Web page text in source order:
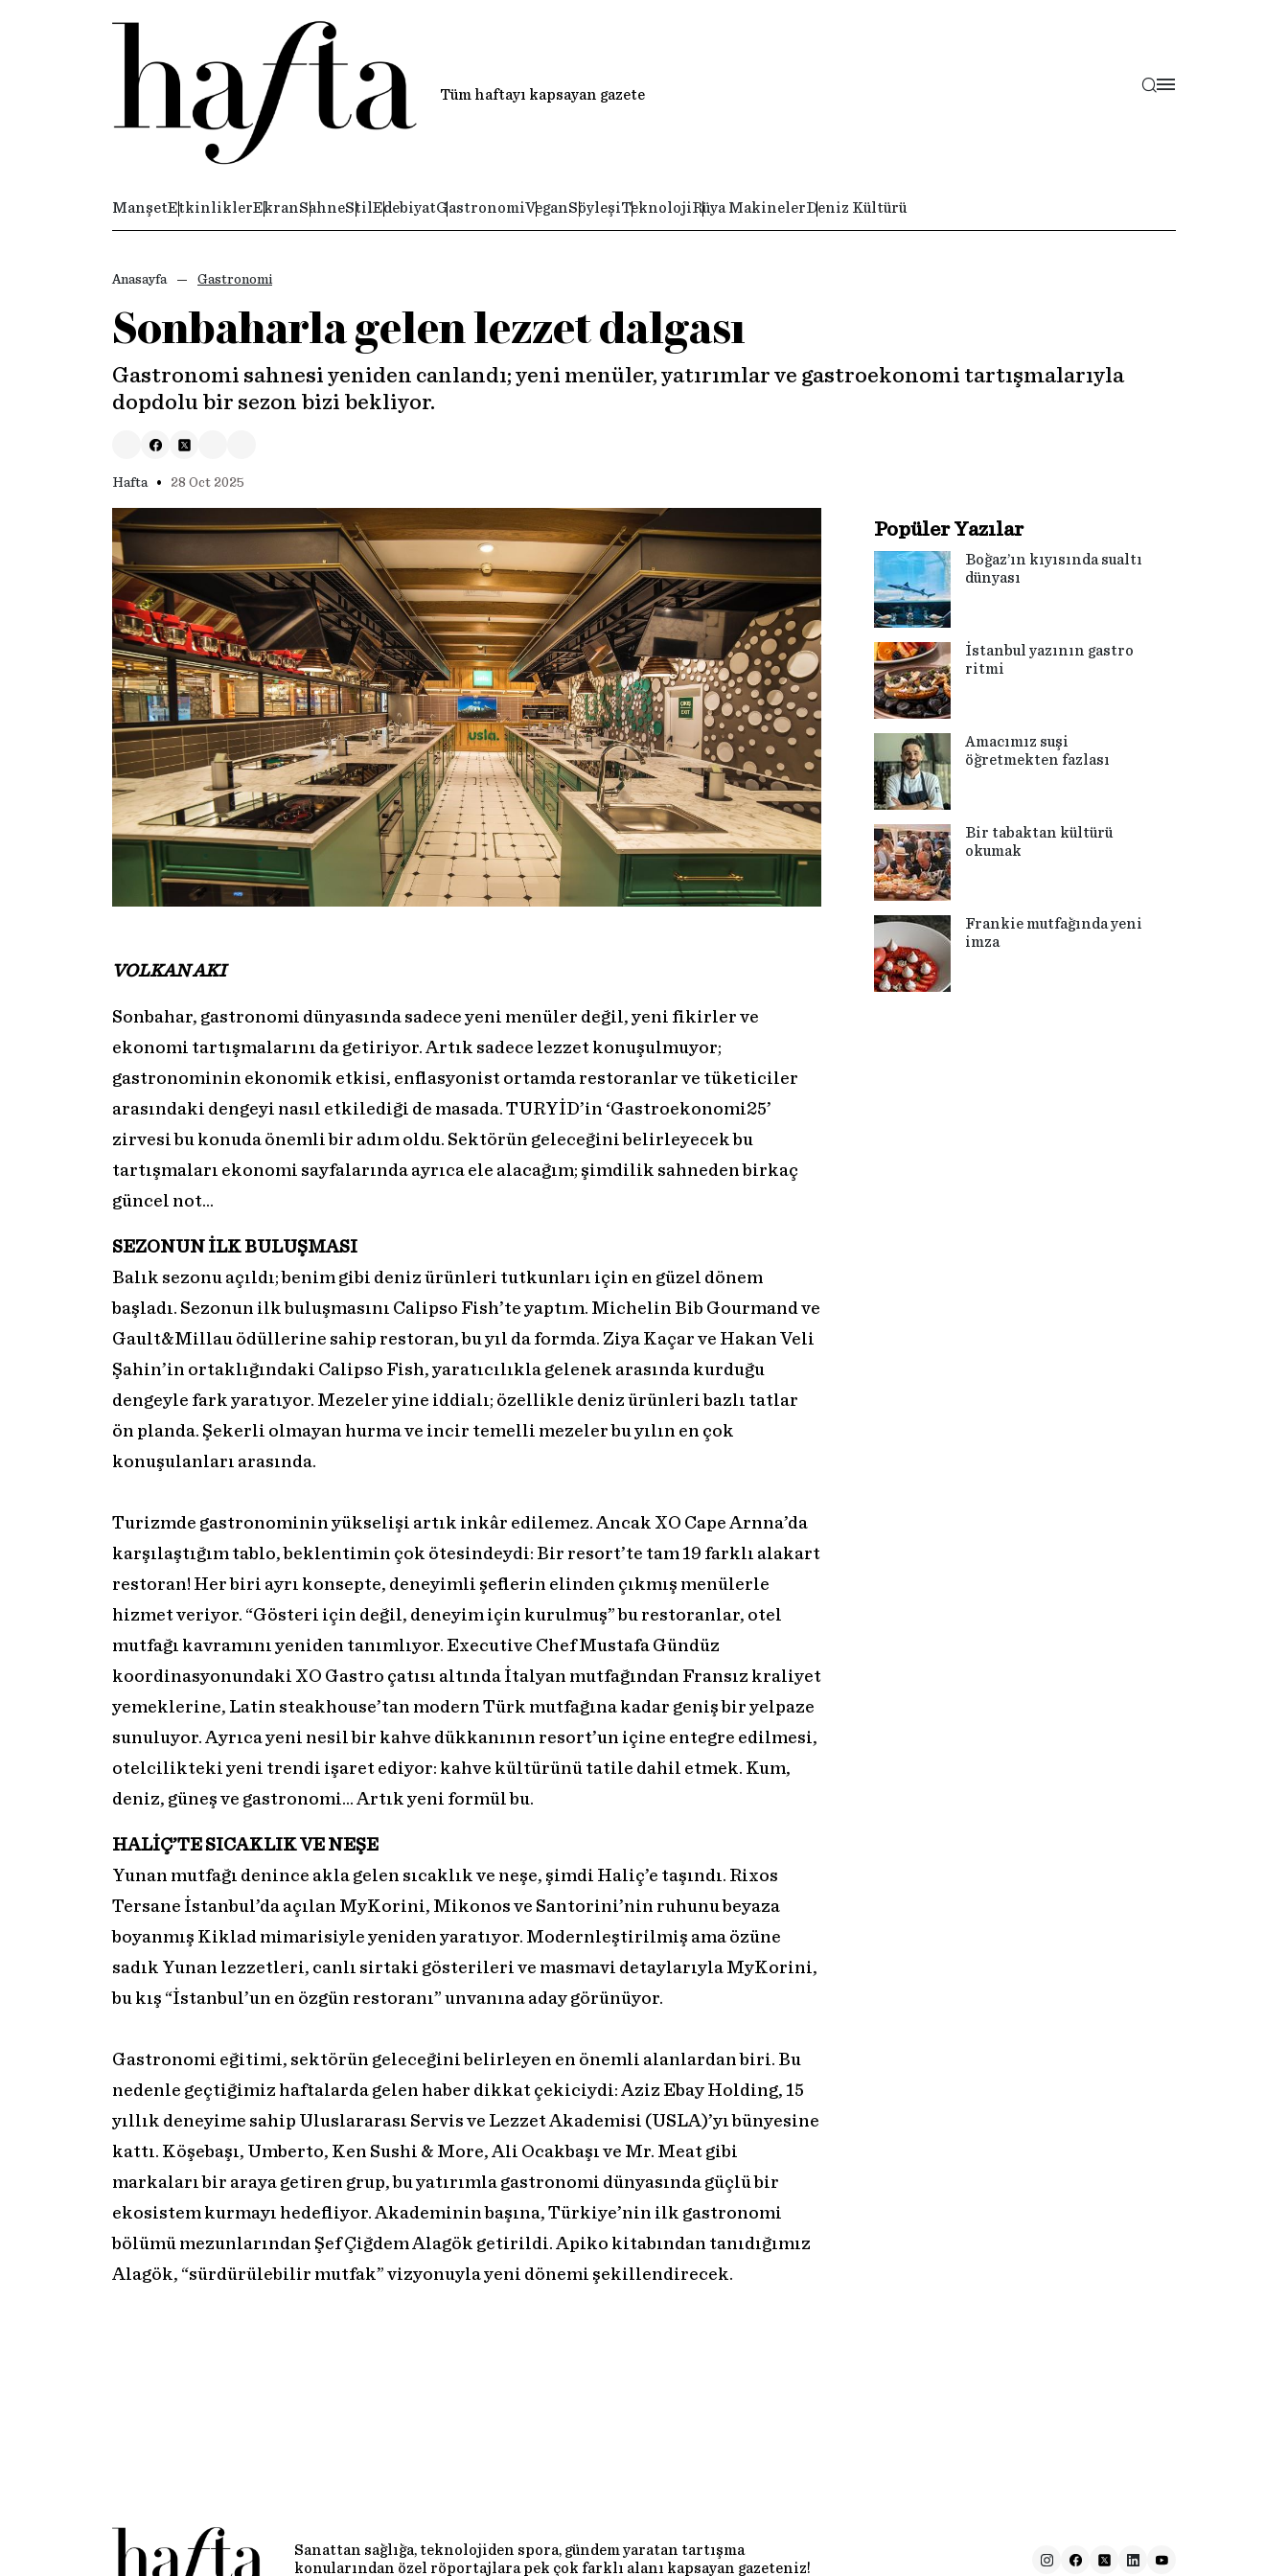
Tüm haftayı kapsayan gazete
ManşetEtkinliklerEkranSahneStil EdebiyatGastronomiVeganSöyleşiTeknolojiRüya MakinelerDeniz Kültürü
Anasayfa Gastronomi
Sonbaharla gelen lezzet dalgası
Gastronomi sahnesi yeniden canlandı; yeni menüler, yatırımlar ve gastroekonomi tartışmalarıyla
dopdolu bir sezon bizi bekliyor.
Hafta • 28 Oct 2025
VOLKAN AKI
Sonbahar, gastronomi dünyasında sadece yeni menüler değil, yeni fikirler ve
ekonomi tartışmalarını da getiriyor. Artık sadece lezzet konuşulmuyor;
gastronominin ekonomik etkisi, enflasyonist ortamda restoranlar ve tüketiciler
arasındaki dengeyi nasıl etkilediği de masada. TURYİD’in ‘Gastroekonomi25’
zirvesi bu konuda önemli bir adım oldu. Sektörün geleceğini belirleyecek bu
tartışmaları ekonomi sayfalarında ayrıca ele alacağım; şimdilik sahneden birkaç
güncel not…
SEZONUN İLK BULUŞMASI
Balık sezonu açıldı; benim gibi deniz ürünleri tutkunları için en güzel dönem
başladı. Sezonun ilk buluşmasını Calipso Fish’te yaptım. Michelin Bib Gourmand ve
Gault&Millau ödüllerine sahip restoran, bu yıl da formda. Ziya Kaçar ve Hakan Veli
Şahin’in ortaklığındaki Calipso Fish, yaratıcılıkla gelenek arasında kurduğu
dengeyle fark yaratıyor. Mezeler yine iddialı; özellikle deniz ürünleri bazlı tatlar
ön planda. Şekerli olmayan hurma ve incir temelli mezeler bu yılın en çok
konuşulanları arasında.
Turizmde gastronominin yükselişi artık inkâr edilemez. Ancak XO Cape Arnna’da
karşılaştığım tablo, beklentimin çok ötesindeydi: Bir resort’te tam 19 farklı alakart
restoran! Her biri ayrı konsepte, deneyimli şeflerin elinden çıkmış menülerle
hizmet veriyor. “Gösteri için değil, deneyim için kurulmuş” bu restoranlar, otel
mutfağı kavramını yeniden tanımlıyor. Executive Chef Mustafa Gündüz
koordinasyonundaki XO Gastro çatısı altında İtalyan mutfağından Fransız kraliyet
yemeklerine, Latin steakhouse’tan modern Türk mutfağına kadar geniş bir yelpaze
sunuluyor. Ayrıca yeni nesil bir kahve dükkanının resort’un içine entegre edilmesi,
otelcilikteki yeni trendi işaret ediyor: kahve kültürünü tatile dahil etmek. Kum,
deniz, güneş ve gastronomi… Artık yeni formül bu.
HALİÇ’TE SICAKLIK VE NEŞE
Yunan mutfağı denince akla gelen sıcaklık ve neşe, şimdi Haliç’e taşındı. Rixos
Tersane İstanbul’da açılan MyKorini, Mikonos ve Santorini’nin ruhunu beyaza
boyanmış Kiklad mimarisiyle yeniden yaratıyor. Modernleştirilmiş ama özüne
sadık Yunan lezzetleri, canlı sirtaki gösterileri ve masmavi detaylarıyla MyKorini,
bu kış “İstanbul’un en özgün restoranı” unvanına aday görünüyor.
Gastronomi eğitimi, sektörün geleceğini belirleyen en önemli alanlardan biri. Bu
nedenle geçtiğimiz haftalarda gelen haber dikkat çekiciydi: Aziz Ebay Holding, 15
yıllık deneyime sahip Uluslararası Servis ve Lezzet Akademisi (USLA)’yı bünyesine
kattı. Köşebaşı, Umberto, Ken Sushi & More, Ali Ocakbaşı ve Mr. Meat gibi
markaları bir araya getiren grup, bu yatırımla gastronomi dünyasında güçlü bir
ekosistem kurmayı hedefliyor. Akademinin başına, Türkiye’nin ilk gastronomi
bölümü mezunlarından Şef Çiğdem Alagök getirildi. Apiko kitabından tanıdığımız
Alagök, “sürdürülebilir mutfak” vizyonuyla yeni dönemi şekillendirecek.
Popüler Yazılar
Boğaz’ın kıyısında sualtı
dünyası
İstanbul yazının gastro
ritmi
Amacımız suşi
öğretmekten fazlası
Bir tabaktan kültürü
okumak
Frankie mutfağında yeni
imza
Sanattan sağlığa, teknolojiden spora, gündem yaratan tartışma
konularından özel röportajlara pek çok farklı alanı kapsayan gazeteniz!